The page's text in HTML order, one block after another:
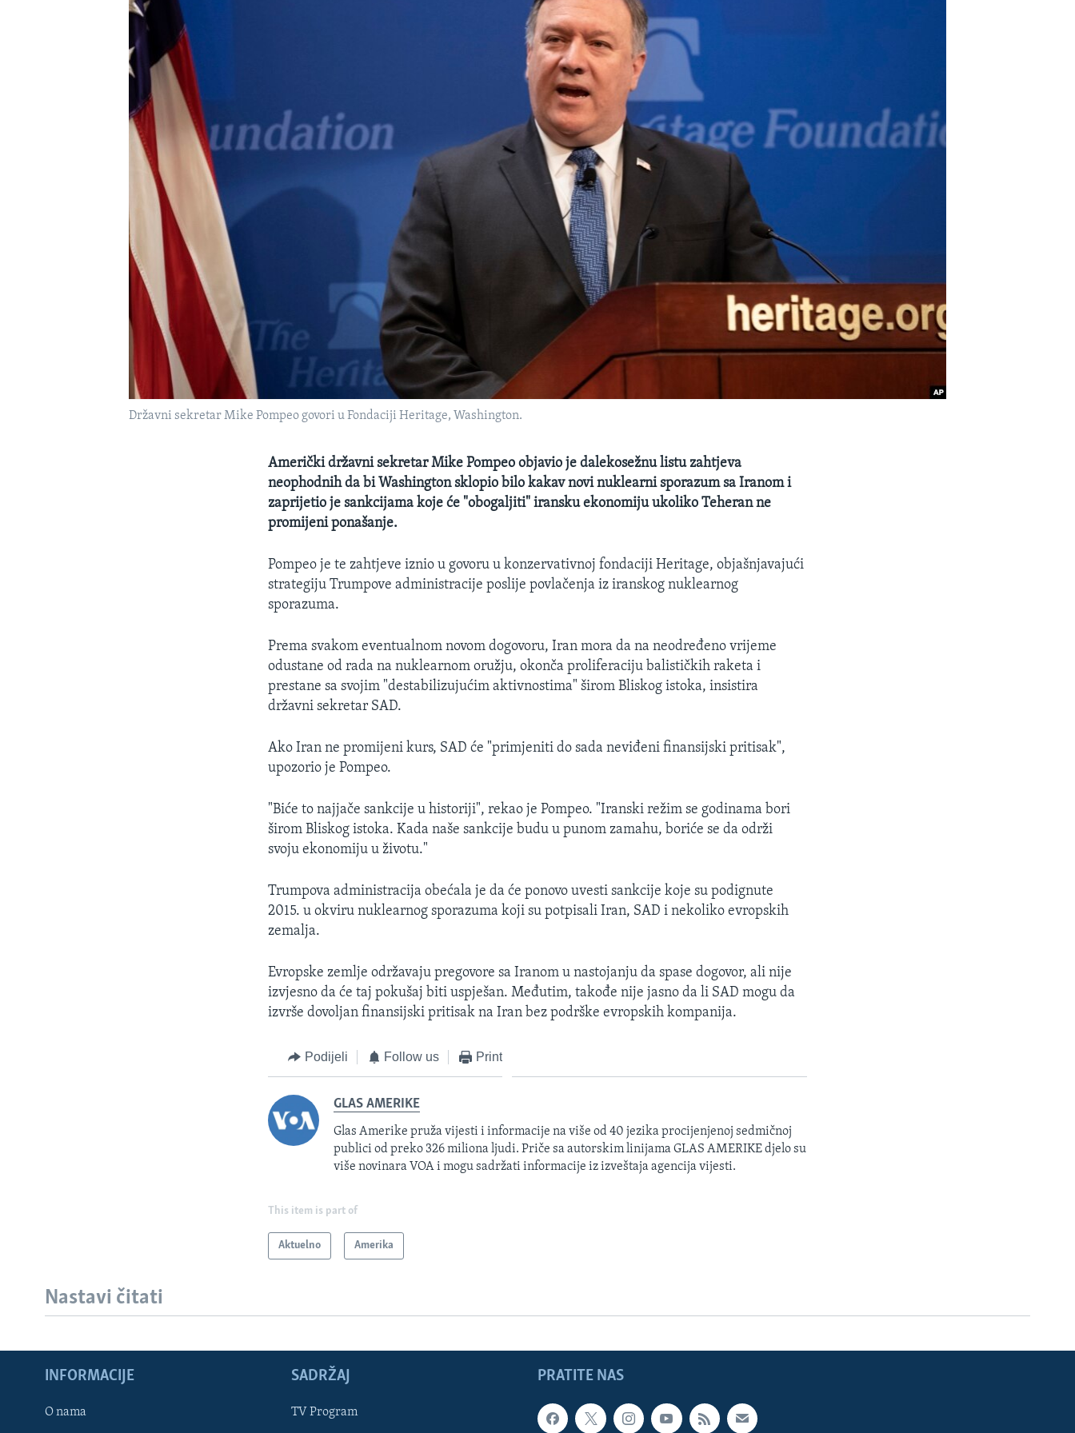
Learning English
Državni sekretar Mike Pompeo govori u Fondaciji Heritage, Washington.
Američki državni sekretar Mike Pompeo objavio je dalekosežnu listu zahtjeva
neophodnih da bi Washington sklopio bilo kakav novi nuklearni sporazum sa Iranom i
zaprijetio je sankcijama koje će "obogaljiti" iransku ekonomiju ukoliko Teheran ne
promijeni ponašanje.
Pompeo je te zahtjeve iznio u govoru u konzervativnoj fondaciji Heritage, objašnjavajući
strategiju Trumpove administracije poslije povlačenja iz iranskog nuklearnog
sporazuma.
Prema svakom eventualnom novom dogovoru, Iran mora da na neodređeno vrijeme
odustane od rada na nuklearnom oružju, okonča proliferaciju balističkih raketa i
prestane sa svojim "destabilizujućim aktivnostima" širom Bliskog istoka, insistira
državni sekretar SAD.
Ako Iran ne promijeni kurs, SAD će "primjeniti do sada neviđeni finansijski pritisak",
upozorio je Pompeo.
"Biće to najjače sankcije u historiji", rekao je Pompeo. "Iranski režim se godinama bori
širom Bliskog istoka. Kada naše sankcije budu u punom zamahu, boriće se da održi
svoju ekonomiju u životu."
Trumpova administracija obećala je da će ponovo uvesti sankcije koje su podignute
2015. u okviru nuklearnog sporazuma koji su potpisali Iran, SAD i nekoliko evropskih
zemalja.
Evropske zemlje održavaju pregovore sa Iranom u nastojanju da spase dogovor, ali nije
izvjesno da će taj pokušaj biti uspješan. Međutim, takođe nije jasno da li SAD mogu da
izvrše dovoljan finansijski pritisak na Iran bez podrške evropskih kompanija.
Podijeli Follow us Print
GLAS AMERIKE
Glas Amerike pruža vijesti i informacije na više od 40 jezika procijenjenoj sedmičnoj
publici od preko 326 miliona ljudi. Priče sa autorskim linijama GLAS AMERIKE djelo su
više novinara VOA i mogu sadržati informacije iz izveštaja agencija vijesti.
This item is part of
Aktuelno Amerika
Nastavi čitati
PRATITE NAS
INFORMACIJE
O nama
SADRŽAJ
TV Program